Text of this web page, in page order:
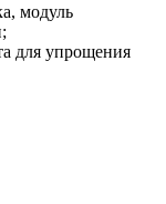
модуль
для упрощения